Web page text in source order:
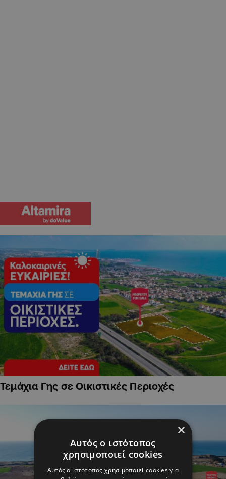
Τεμάχια Γης σε Οικιστικές Περιοχές
×
Αυτός ο ιστότοπος
χρησιμοποιεί cookies
Αυτός ο ιστότοπος χρησιμοποιεί cookies για